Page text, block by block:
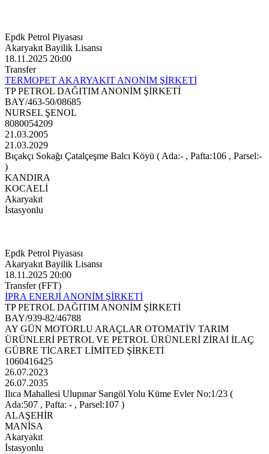
Epdk Petrol Piyasası
Akaryakıt Bayilik Lisansı
18.11.2025 20:00
Transfer
TERMOPET AKARYAKIT ANONİM ŞİRKETİ
TP PETROL DAĞITIM ANONİM ŞİRKETİ
BAY/463-50/08685
NURSEL ŞENOL
8080054209
21.03.2005
21.03.2029
Bıçakçı Sokağı Çatalçeşme Balcı Köyü ( Ada:- , Pafta:106 , Parsel:-
)
KANDIRA
KOCAELİ
Akaryakıt
İstasyonlu
Epdk Petrol Piyasası
Akaryakıt Bayilik Lisansı
18.11.2025 20:00
Transfer (FFT)
İPRA ENERJİ ANONİM ŞİRKETİ
TP PETROL DAĞITIM ANONİM ŞİRKETİ
BAY/939-82/46788
AY GÜN MOTORLU ARAÇLAR OTOMATİV TARIM
ÜRÜNLERİ PETROL VE PETROL ÜRÜNLERİ ZİRAİ İLAÇ
GÜBRE TİCARET LİMİTED ŞİRKETİ
1060416425
26.07.2023
26.07.2035
Ilıca Mahallesi Ulupınar Sarıgöl Yolu Küme Evler No:1/23 (
Ada:507 , Pafta: - , Parsel:107 )
ALAŞEHİR
MANİSA
Akaryakıt
İstasyonlu